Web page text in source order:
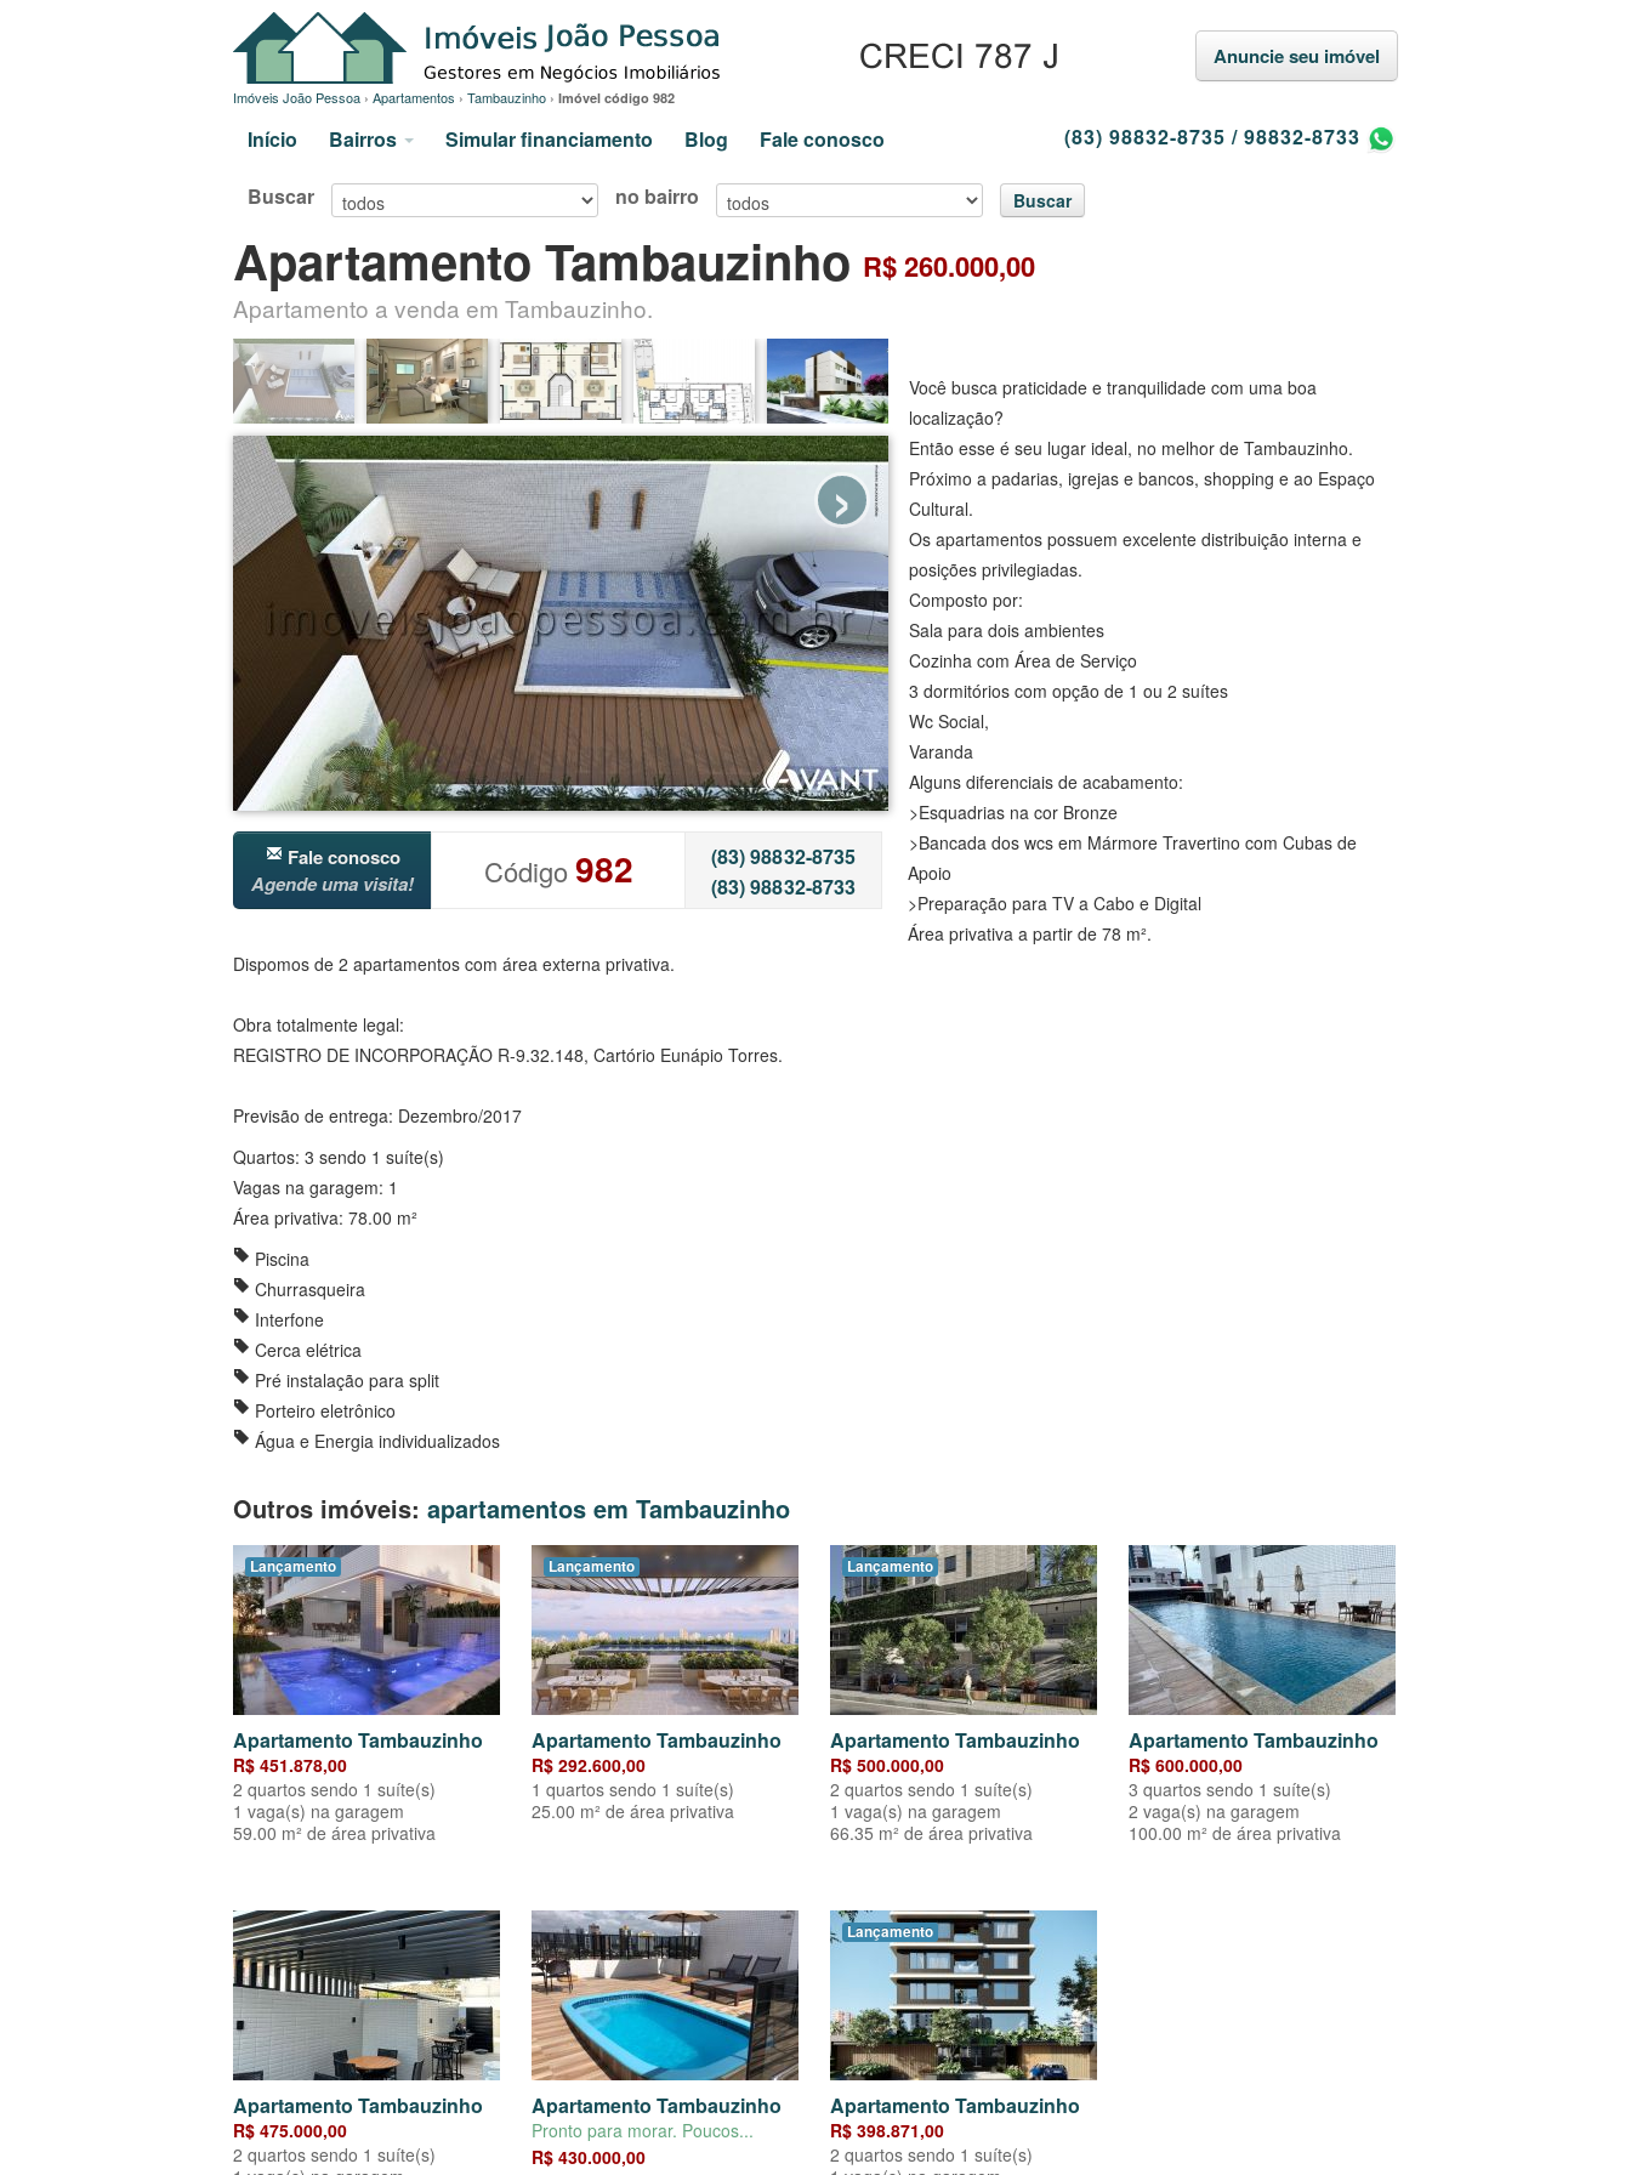
Anuncie seu imóvel
Imóveis João Pessoa › Apartamentos › Tambauzinho › Imóvel código 982
Início Bairros Simular financiamento Blog Fale conosco (83) 98832-8735 / 98832-8733
Buscar no bairro Buscar
Apartamento Tambauzinho R$ 260.000,00
Apartamento a venda em Tambauzinho.
›
Fale conosco
Agende uma visita!
Código982
(83) 98832-8735
(83) 98832-8733
Você busca praticidade e tranquilidade com uma boa
localização?
Então esse é seu lugar ideal, no melhor de Tambauzinho.
Próximo a padarias, igrejas e bancos, shopping e ao Espaço
Cultural.
Os apartamentos possuem excelente distribuição interna e
posições privilegiadas.
Composto por:
Sala para dois ambientes
Cozinha com Área de Serviço
3 dormitórios com opção de 1 ou 2 suítes
Wc Social,
Varanda
Alguns diferenciais de acabamento:
>Esquadrias na cor Bronze
>Bancada dos wcs em Mármore Travertino com Cubas de
Apoio
>Preparação para TV a Cabo e Digital
Área privativa a partir de 78 m².
Dispomos de 2 apartamentos com área externa privativa.
Obra totalmente legal:
REGISTRO DE INCORPORAÇÃO R-9.32.148, Cartório Eunápio Torres.
Previsão de entrega: Dezembro/2017
Quartos: 3 sendo 1 suíte(s)
Vagas na garagem: 1
Área privativa: 78.00 m²
Piscina
Churrasqueira
Interfone
Cerca elétrica
Pré instalação para split
Porteiro eletrônico
Água e Energia individualizados
Outros imóveis: apartamentos em Tambauzinho
Lançamento
Apartamento Tambauzinho
R$ 451.878,00
2 quartos sendo 1 suíte(s)
1 vaga(s) na garagem
59.00 m² de área privativa
Lançamento
Apartamento Tambauzinho
R$ 292.600,00
1 quartos sendo 1 suíte(s)
25.00 m² de área privativa
Lançamento
Apartamento Tambauzinho
R$ 500.000,00
2 quartos sendo 1 suíte(s)
1 vaga(s) na garagem
66.35 m² de área privativa
Apartamento Tambauzinho
R$ 600.000,00
3 quartos sendo 1 suíte(s)
2 vaga(s) na garagem
100.00 m² de área privativa
Apartamento Tambauzinho
R$ 475.000,00
2 quartos sendo 1 suíte(s)
Apartamento Tambauzinho
Pronto para morar. Poucos...
R$ 430.000,00
Lançamento
Apartamento Tambauzinho
R$ 398.871,00
2 quartos sendo 1 suíte(s)